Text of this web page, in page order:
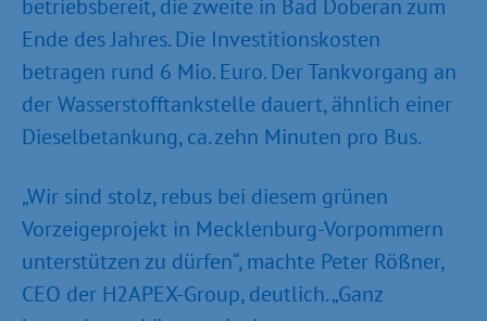
betriebsbereit, die zweite in Bad Doberan zum
Ende des Jahres. Die Investitionskosten
betragen rund 6 Mio. Euro. Der Tankvorgang an
der Wasserstofftankstelle dauert, ähnlich einer
Dieselbetankung, ca. zehn Minuten pro Bus.
„Wir sind stolz, rebus bei diesem grünen
Vorzeigeprojekt in Mecklenburg-Vorpommern
unterstützen zu dürfen“, machte Peter Rößner,
CEO der H2APEX-Group, deutlich. „Ganz